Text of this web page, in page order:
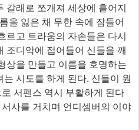
갈래로 쪼개져 세상에 흩어지
을 잃은 채 무한 속에 잠들어
르고 트라움의 자손들은 다시
조디악에 접어들어 신들을 깨
상을 만들고 이름을 호명하는
시도를 하게 된다. 신들이 원
서펜스 역시 부활하게 된다
사를 거치며 언디셈버의 이야